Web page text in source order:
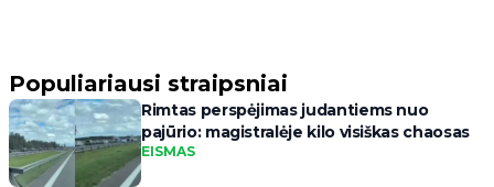
Populiariausi straipsniai
Rimtas perspėjimas judantiems nuo
pajūrio: magistralėje kilo visiškas chaosas
EISMAS